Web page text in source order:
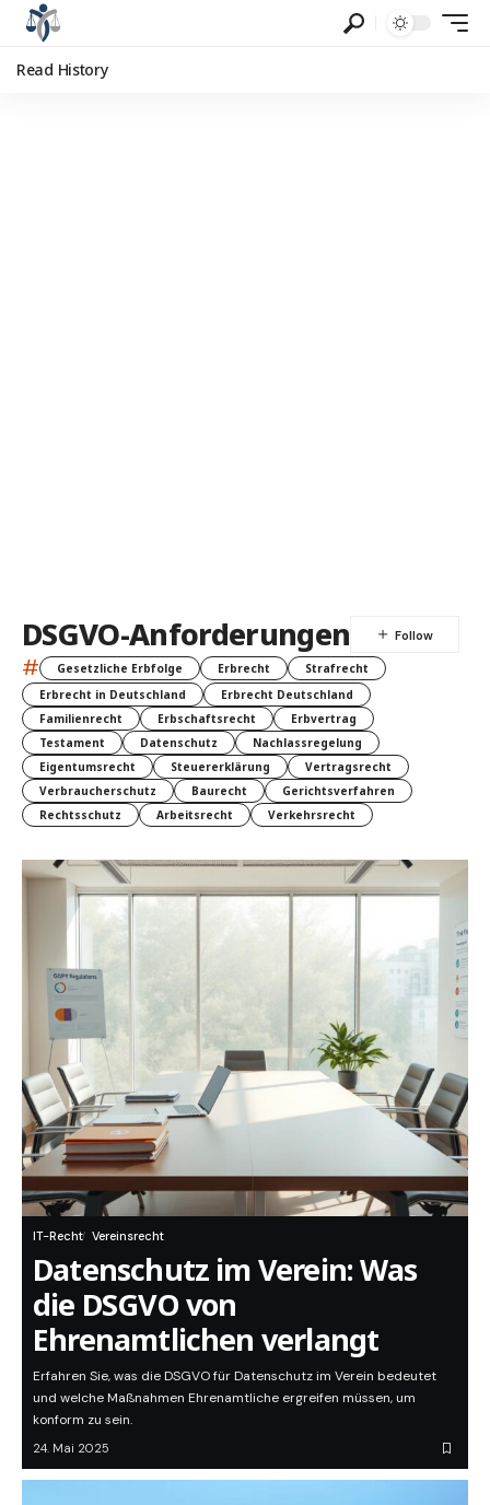
Read History
DSGVO-Anforderungen
# Gesetzliche Erbfolge Erbrecht
Strafrecht
Erbrecht in Deutschland
Erbrecht Deutschland
Familienrecht
Erbschaftsrecht
Erbvertrag
Testament
Datenschutz
Nachlassregelung
Eigentumsrecht
Steuererklärung
Vertragsrecht
Verbraucherschutz
Baurecht
Gerichtsverfahren
Rechtsschutz
Arbeitsrecht Verkehrsrecht
IT-Recht Vereinsrecht
Datenschutz im Verein: Was
die DSGVO von
Ehrenamtlichen verlangt
Erfahren Sie, was die DSGVO für Datenschutz im Verein bedeutet
und welche Maßnahmen Ehrenamtliche ergreifen müssen, um
konform zu sein.
24. Mai 2025